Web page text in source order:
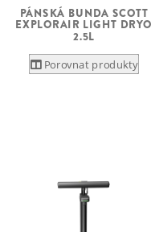
PÁNSKÁ BUNDA SCOTT
EXPLORAIR LIGHT DRYO
2.5L
Porovnat produkty